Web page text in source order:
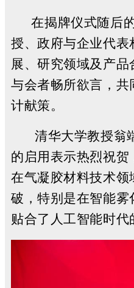
在揭牌仪式随后
授、政府与企业代
展、研究领域及产品
与会者畅所欲言，共
计献策。
清华大学教授翁
的启用表示热烈祝
在气凝胶材料技术
破，特别是在智能
贴合了人工智能时代